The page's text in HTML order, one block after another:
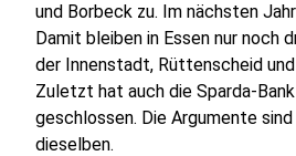
und Borbeck zu. Im nächsten
Damit bleiben in Essen nur noch
der Innenstadt, Rüttenscheid und
Zuletzt hat auch die Sparda-
geschlossen. Die Argumente
dieselben.